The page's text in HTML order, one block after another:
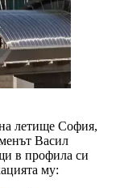
летище София,
Васил
в профила си
му: